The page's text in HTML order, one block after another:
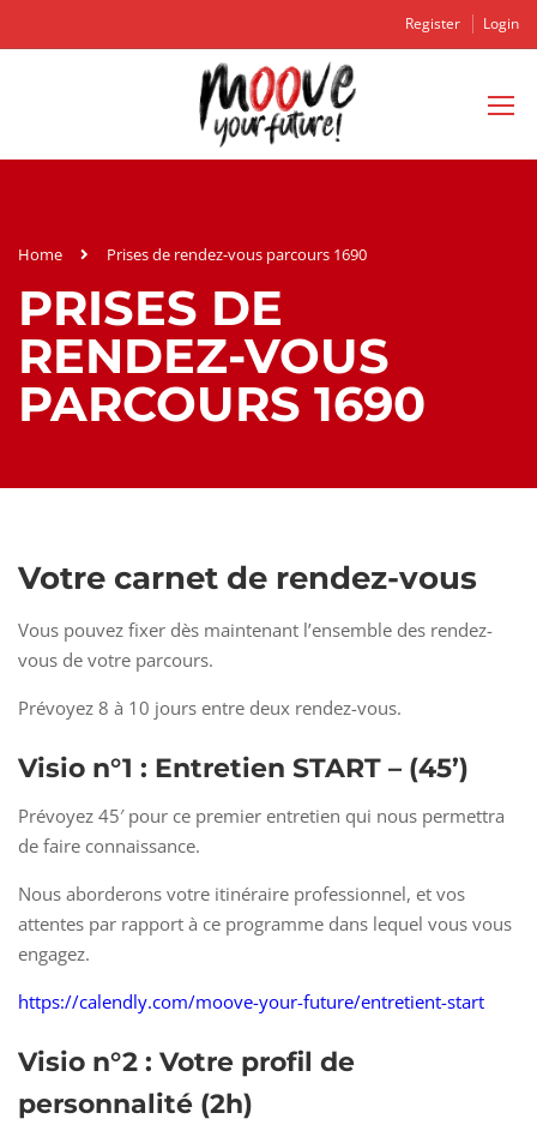
Register Login
Home Prises de rendez-vous parcours 1690
PRISES DE
RENDEZ-VOUS
PARCOURS 1690
Votre carnet de rendez-vous
Vous pouvez fixer dès maintenant l’ensemble des rendez-
vous de votre parcours.
Prévoyez 8 à 10 jours entre deux rendez-vous.
Visio n°1 : Entretien START – (45’)
Prévoyez 45′ pour ce premier entretien qui nous permettra
de faire connaissance.
Nous aborderons votre itinéraire professionnel, et vos
attentes par rapport à ce programme dans lequel vous vous
engagez.
https://calendly.com/moove-your-future/entretient-start
Visio n°2 : Votre profil de
personnalité (2h)